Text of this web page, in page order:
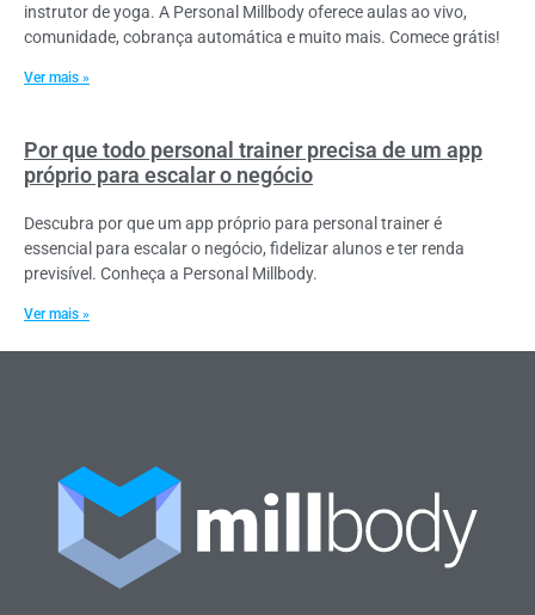
instrutor de yoga. A Personal Millbody oferece aulas ao vivo,
comunidade, cobrança automática e muito mais. Comece grátis!
Ver mais »
Por que todo personal trainer precisa de um app
próprio para escalar o negócio
Descubra por que um app próprio para personal trainer é
essencial para escalar o negócio, fidelizar alunos e ter renda
previsível. Conheça a Personal Millbody.
Ver mais »